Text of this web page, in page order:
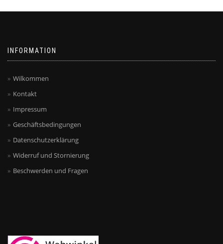
INFORMATION
Wilkommen
Kontakt
Impressum
Geschäftsbedingungen
Datenschutzerklärung
Widerruf und Stornierung
Beschwerden und Fragen